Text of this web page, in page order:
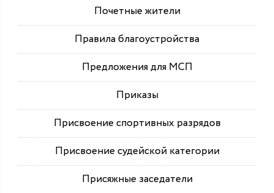
Почетные жители
Правила благоустройства
Предложения для МСП
Приказы
Присвоение спортивных разрядов
Присвоение судейской категории
Присяжные заседатели